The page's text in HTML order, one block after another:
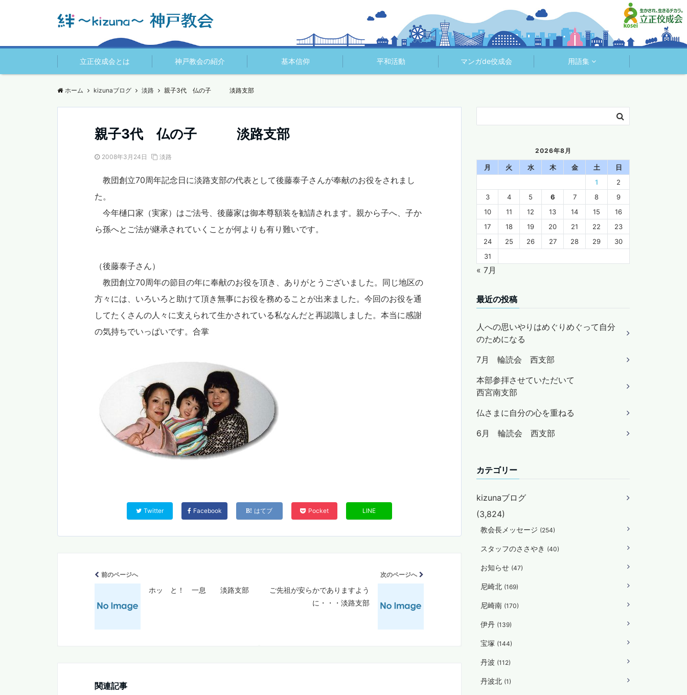
立正佼成会とは 神戸教会の紹介 基本信仰 平和活動 マンガde佼成会 用語集
ホーム kizunaブログ 淡路 親子3代 仏の子 淡路支部
親子3代 仏の子 淡路支部
2008年3月24日 淡路
教団創立70周年記念日に淡路支部の代表として後藤泰子さんが奉献のお役をされまし
た。
今年樋口家（実家）はご法号、後藤家は御本尊額装を勧請されます。親から子へ、子か
ら孫へとご法が継承されていくことが何よりも有り難いです。
（後藤泰子さん）
教団創立70周年の節目の年に奉献のお役を頂き、ありがとうございました。同じ地区の
方々には、いろいろと助けて頂き無事にお役を務めることが出来ました。今回のお役を通
してたくさんの人々に支えられて生かされている私なんだと再認識しました。本当に感謝
の気持ちでいっぱいです。合掌
Twitter Facebook はてブ Pocket LINE
前のページへ
ホッ と！ 一息 淡路支部
次のページへ
ご先祖が安らかでありますよう
に・・・淡路支部
関連記事
2026年8月
月 火 水 木 金 土
日
1
2
3
4 5 6 7 8
9
10
11 12 13 14 15
16
17
18 19 20 21 22
23
24
25 26 27 28 29
30
31
« 7月
最近の投稿
人への思いやりはめぐりめぐって自分
のためになる
7月 輪読会 西支部
本部参拝させていただいて
西宮南支部
仏さまに自分の心を重ねる
6月 輪読会 西支部
カテゴリー
kizunaブログ
(3,824)
教会長メッセージ (254)
スタッフのささやき (40)
お知らせ (47)
尼崎北 (169)
尼崎南 (170)
伊丹 (139)
宝塚 (144)
丹波 (112)
丹波北 (1)